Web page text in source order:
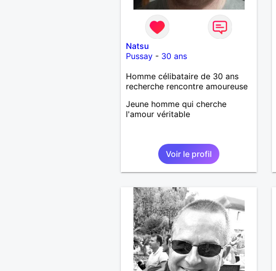
Natsu
Pussay- 30 ans
Homme célibataire de 30 ans
recherche rencontre amoureuse
Jeune homme qui cherche
l'amour véritable
Voir le profil